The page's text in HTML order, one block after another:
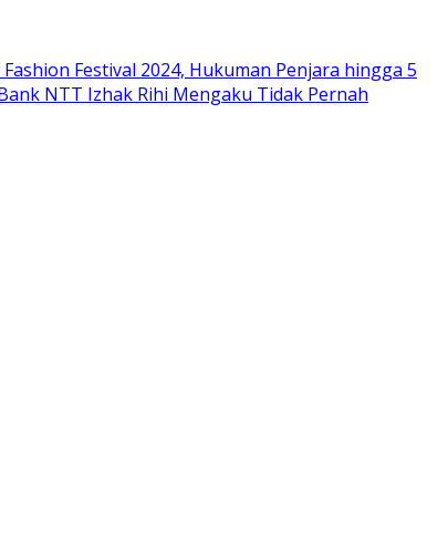
Festival 2024, Hukuman Penjara hingga 5
NTT Izhak Rihi Mengaku Tidak Pernah